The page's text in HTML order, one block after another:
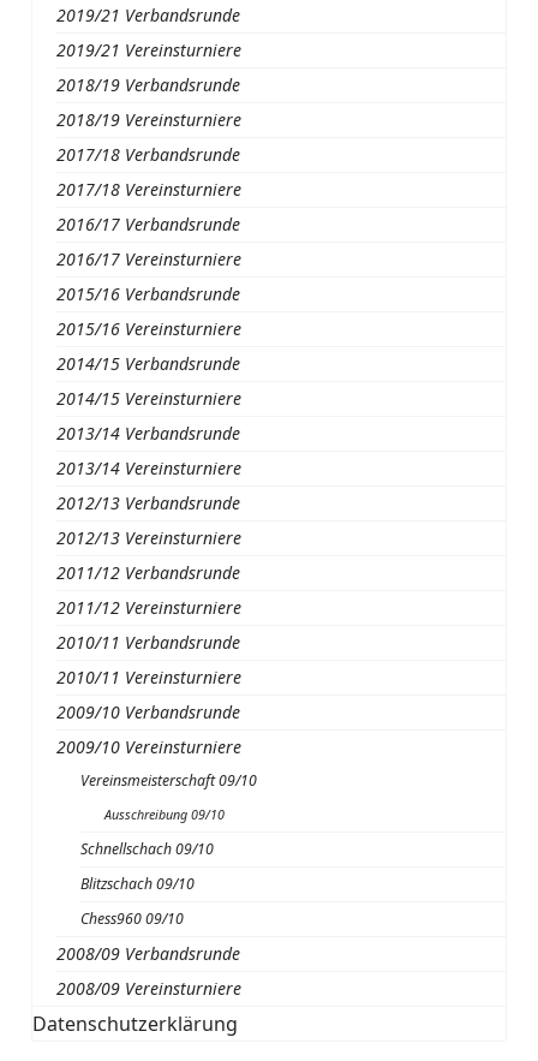
2019/21 Verbandsrunde
2019/21 Vereinsturniere
2018/19 Verbandsrunde
2018/19 Vereinsturniere
2017/18 Verbandsrunde
2017/18 Vereinsturniere
2016/17 Verbandsrunde
2016/17 Vereinsturniere
2015/16 Verbandsrunde
2015/16 Vereinsturniere
2014/15 Verbandsrunde
2014/15 Vereinsturniere
2013/14 Verbandsrunde
2013/14 Vereinsturniere
2012/13 Verbandsrunde
2012/13 Vereinsturniere
2011/12 Verbandsrunde
2011/12 Vereinsturniere
2010/11 Verbandsrunde
2010/11 Vereinsturniere
2009/10 Verbandsrunde
2009/10 Vereinsturniere
Vereinsmeisterschaft 09/10
Ausschreibung 09/10
Schnellschach 09/10
Blitzschach 09/10
Chess960 09/10
2008/09 Verbandsrunde
2008/09 Vereinsturniere
Datenschutzerklärung